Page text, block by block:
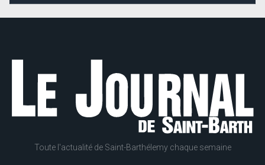
Toute l'actualité de Saint-Barthélemy chaque semaine